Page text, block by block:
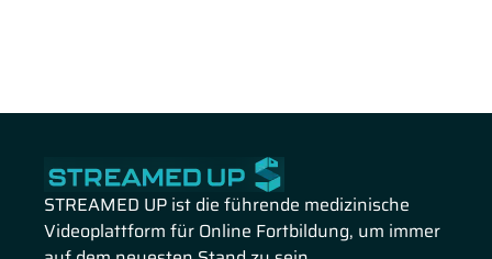
STREAMED UP ist die führende medizinische
Videoplattform für Online Fortbildung, um immer